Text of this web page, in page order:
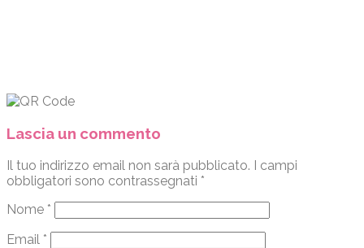
Lascia un commento
Il tuo indirizzo email non sarà pubblicato. I campi
obbligatori sono contrassegnati *
Nome *
Email *